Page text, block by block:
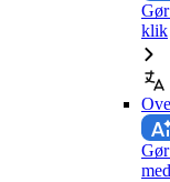
klik